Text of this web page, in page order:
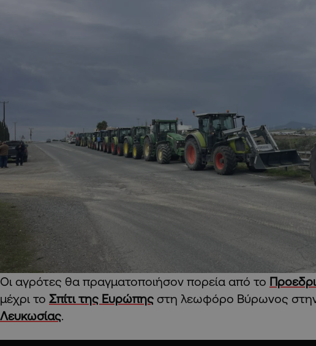
Οι αγρότες θα πραγματοποιήσον πορεία από το
μέχρι το Σπίτι της Ευρώπης στη λεωφόρο Βύρωνος
Λευκωσίας.